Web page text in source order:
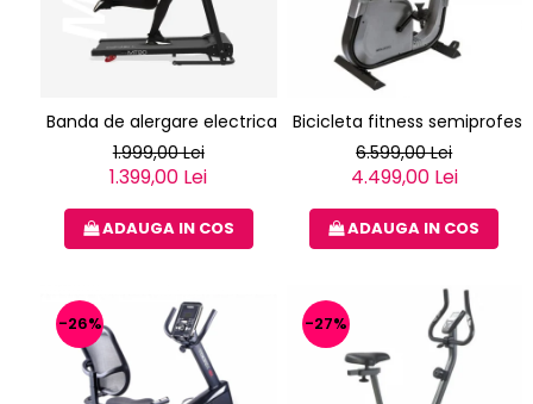
Banda de alergare electrica Techfit nou MT90N
1.999,00 Lei
1.399,00 Lei
ADAUGA IN COS
Bicicleta fitness
6.599,00 Lei
4.499,00 Lei
ADAUGA IN COS
-26% -27%